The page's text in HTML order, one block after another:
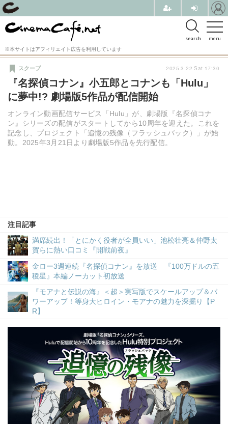
menu
search
※本サイトはアフィリエイト広告を利用しています
『名探偵コナン』小五郎とコナンも「Hulu」
に夢中!? 劇場版5作品が配信開始
オンライン動画配信サービス「Hulu」が、劇場版『名探偵コナ
ン』シリーズの配信がスタートしてから10周年を迎えた。これを
記念し、プロジェクト「追憶の残像（フラッシュバック）」が始
動。2025年3月21日より劇場版5作品を先行配信。
スクープ
注目記事
満席続出！「とにかく役者が全員いい」池松壮亮＆仲野太
賀らに熱い口コミ『開戦前夜』
金ロー3週連続『名探偵コナン』を放送 『100万ドルの五
稜星』本編ノーカット初放送
『モアナと伝説の海』＜超＞実写版でスケールアップ＆パ
ワーアップ！等身大ヒロイン・モアナの魅力を深掘り【P
R】
2025.3.22 Sat 17:30